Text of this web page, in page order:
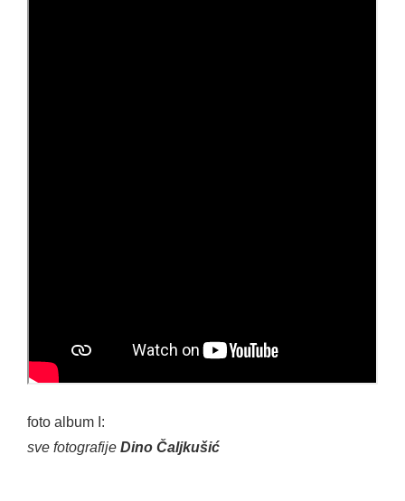
foto album I:
sve fotografije Dino Čaljkušić